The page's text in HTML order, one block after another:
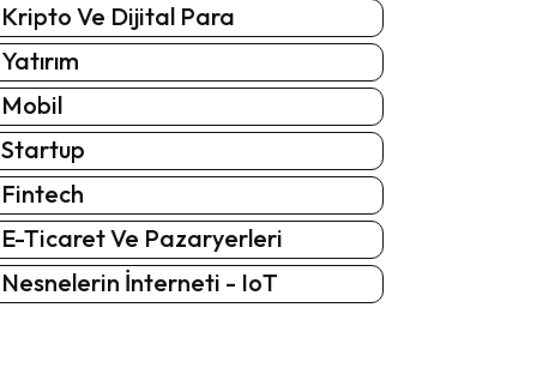
Kripto Ve Dijital Para
Yatırım
Mobil
Startup
Fintech
E-Ticaret Ve Pazaryerleri
Nesnelerin İnterneti - IoT